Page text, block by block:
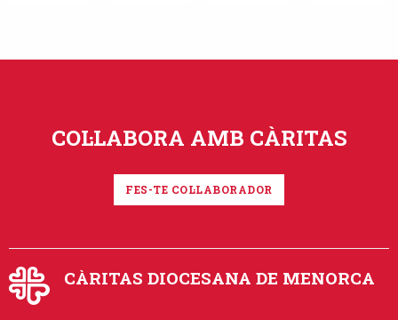
COL·LABORA AMB CÀRITAS
FES-TE COL·LABORADOR
CÀRITAS DIOCESANA DE MENORCA